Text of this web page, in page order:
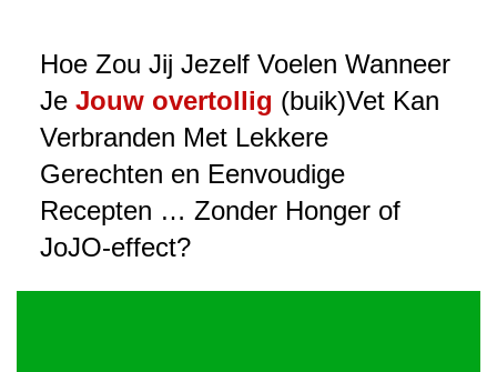
Hoe Zou Jij Jezelf Voelen Wanneer
Je Jouw overtollig (buik)Vet Kan
Verbranden Met Lekkere
Gerechten en Eenvoudige
Recepten … Zonder Honger of
JoJO-effect?